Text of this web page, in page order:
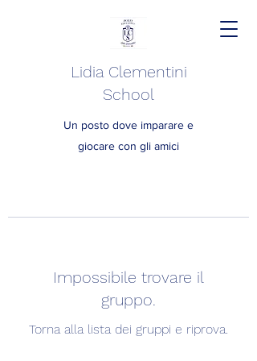
Lidia Clementini
School
Un posto dove imparare e
giocare con gli amici
Impossibile trovare il
gruppo.
Torna alla lista dei gruppi e riprova.